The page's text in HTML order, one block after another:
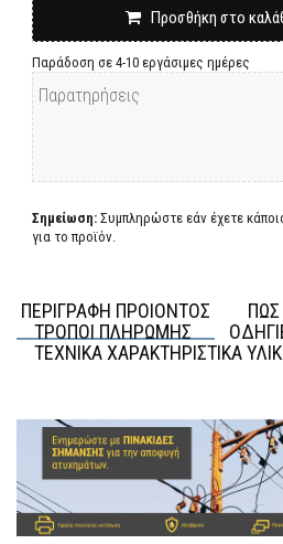
Προσθήκη στο
Παράδοση σε 4-10 εργάσιμες ημέρες
Σημείωση: Συμπληρώστε εάν έχετε
για το προϊόν.
ΠΕΡΙΓΡΑΦΗ ΠΡΟΙΟΝΤΟΣ
ΠΩΣ
ΤΡΟΠΟΙ ΠΛΗΡΩΜΗΣ
ΤΕΧΝΙΚΑ ΧΑΡΑΚΤΗΡΙΣΤΙΚΑ